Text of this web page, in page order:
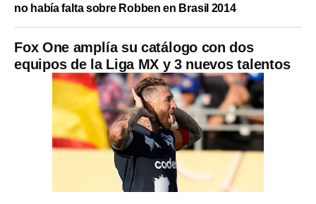
Fox One amplía su catálogo con dos
equipos de la Liga MX y 3 nuevos talentos
no había falta sobre Robben en Brasil 2014